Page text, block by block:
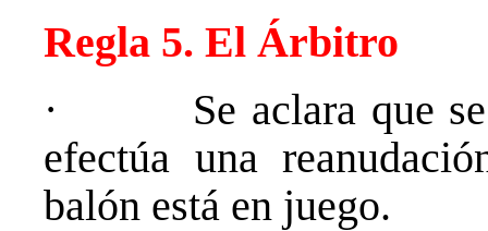
Regla 5. El Árbitro
· Se aclara que se
efectúa una
balón está en juego.